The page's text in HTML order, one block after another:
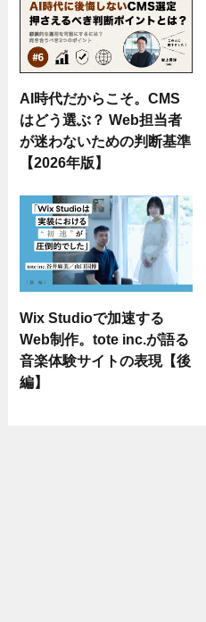
AI時代だからこそ。CMS
はどう選ぶ？ Web担当者
が迷わないための判断基準
【2026年版】
Wix Studioで加速する
Web制作。tote inc.が語る
音楽体験サイトの表現【後
編】